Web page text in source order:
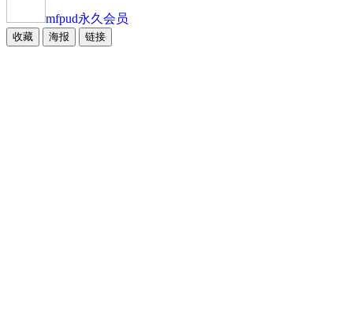
mfpud永久会员
收藏 海报 链接